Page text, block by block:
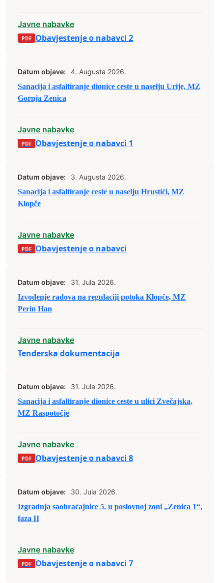
Javne nabavke
Obavjestenje o nabavci 2
Datum objave:
4. Augusta 2026.
Sanacija i asfaltiranje dionice ceste u naselju Urije, MZ
Gornja Zenica
Javne nabavke
Obavjestenje o nabavci 1
Datum objave:
3. Augusta 2026.
Sanacija i asfaltiranje ceste u naselju Hrustići, MZ
Klopče
Javne nabavke
Obavjestenje o nabavci
Datum objave:
31. Jula 2026.
Izvođenje radova na regulaciji potoka Klopče, MZ
Perin Han
Javne nabavke
Tenderska dokumentacija
Datum objave:
31. Jula 2026.
Sanacija i asfaltiranje dionice ceste u ulici Zvečajska,
MZ Raspotočje
Javne nabavke
Obavjestenje o nabavci 8
Datum objave:
30. Jula 2026.
Izgradnja saobraćajnice 5. u poslovnoj zoni „Zenica 1“,
faza II
Javne nabavke
Obavjestenje o nabavci 7